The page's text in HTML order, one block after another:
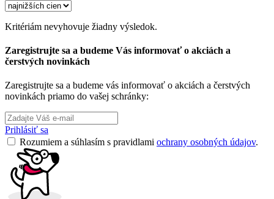
Kritériám nevyhovuje žiadny výsledok.
Zaregistrujte sa a budeme Vás informovať o akciách a
čerstvých novinkách
Zaregistrujte sa a budeme vás informovať o akciách a čerstvých
novinkách priamo do vašej schránky:
Prihlásiť sa
Rozumiem a súhlasím s pravidlami ochrany osobných údajov.